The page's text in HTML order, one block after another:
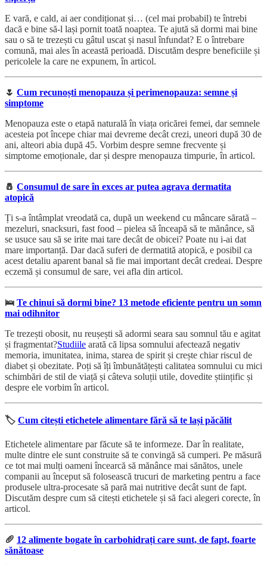
E vară, e cald, ai aer condiționat și… (cel mai probabil) te întrebi
dacă e bine să-l lași pornit toată noaptea. Te ajută să dormi mai bine
sau o să te trezești cu gâtul uscat și nasul înfundat? E o întrebare
comună, mai ales în această perioadă. Discutăm despre beneficiile și
pericolele la care ne expunem, în articol.
🌷 Cum recunoști menopauza și perimenopauza: semne și
simptome
Menopauza este o etapă naturală în viața oricărei femei, dar semnele
acesteia pot începe chiar mai devreme decât crezi, uneori după 30 de
ani, alteori abia după 45. Vorbim despre semne frecvente și
simptome emoționale, dar și despre menopauza timpurie, în articol.
🧂 Consumul de sare în exces ar putea agrava dermatita
atopică
Ți s-a întâmplat vreodată ca, după un weekend cu mâncare sărată –
mezeluri, snacksuri, fast food – pielea să înceapă să te mănânce, să
se usuce sau să se irite mai tare decât de obicei? Poate nu i-ai dat
mare importanță. Dar dacă suferi de dermatită atopică, e posibil ca
acest detaliu aparent banal să fie mai important decât credeai. Despre
eczemă și consumul de sare, vei afla din articol.
🛌 Te chinui să dormi bine? 13 metode eficiente pentru un somn
mai odihnitor
Te trezești obosit, nu reușești să adormi seara sau somnul tău e agitat
și fragmentat?Studiile arată că lipsa somnului afectează negativ
memoria, imunitatea, inima, starea de spirit și crește chiar riscul de
diabet și obezitate. Poți să îți îmbunătățești calitatea somnului cu mici
schimbări de stil de viață și câteva soluții utile, dovedite științific și
despre ele vorbim în articol.
🏷️ Cum citești etichetele alimentare fără să te lași păcălit
Etichetele alimentare par făcute să te informeze. Dar în realitate,
multe dintre ele sunt construite să te convingă să cumperi. Pe măsură
ce tot mai mulți oameni încearcă să mănânce mai sănătos, unele
companii au început să folosească trucuri de marketing pentru a face
produsele ultra-procesate să pară mai nutritive decât sunt de fapt.
Discutăm despre cum să citești etichetele și să faci alegeri corecte, în
articol.
🥖 12 alimente bogate în carbohidrați care sunt, de fapt, foarte
sănătoase